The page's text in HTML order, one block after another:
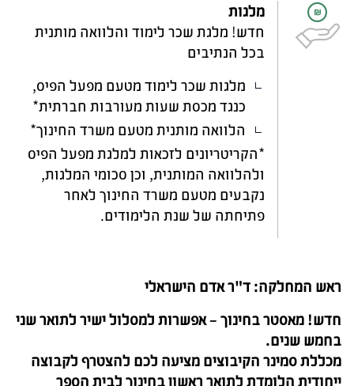
מלגות
חדש! מלגת שכר לימוד והלוואה מותנית
בכל הנתיבים
מלגות שכר לימוד מטעם מפעל הפיס,
כנגד מכסת שעות מעורבות חברתית*
הלוואה מותנית מטעם משרד החינוך*
*הקריטריונים לזכאות למלגת מפעל הפיס
ולהלוואה המותנית, וכן סכומי המלגות,
נקבעים מטעם משרד החינוך לאחר
פתיחתה של שנת הלימודים.
ראש המחלקה: ד"ר אדם הישראלי
חדש! מאסטר בחינוך – אפשרות למסלול ישיר לתואר שני
בחמש שנים.
מכללת סמינר הקיבוצים מציעה לכם להצטרף לקבוצה
ייחודית הלומדת לתואר ראשון בחינוך לבית הספר